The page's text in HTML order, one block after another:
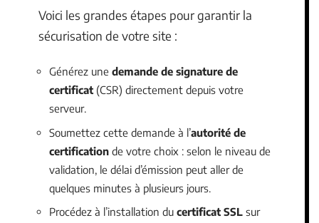
Voici les grandes étapes pour garantir la
sécurisation de votre site :
Générez une demande de signature de
certificat (CSR) directement depuis votre
serveur.
Soumettez cette demande à l’autorité de
certification de votre choix : selon le niveau de
validation, le délai d’émission peut aller de
quelques minutes à plusieurs jours.
Procédez à l’installation du certificat SSL sur